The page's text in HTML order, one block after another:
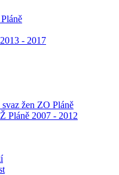
- 2017
žen ZO Pláně
Pláně 2007 - 2012